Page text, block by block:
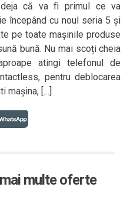
deja că va fi primul ce va
începând cu noul seria 5 și
pe toate mașinile produse
bună. Nu mai scoți cheia
atingi telefonul de
pentru deblocarea
mașina, […]
multe oferte